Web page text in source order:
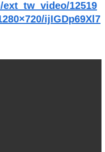
12519
ijIGDp69Xl7